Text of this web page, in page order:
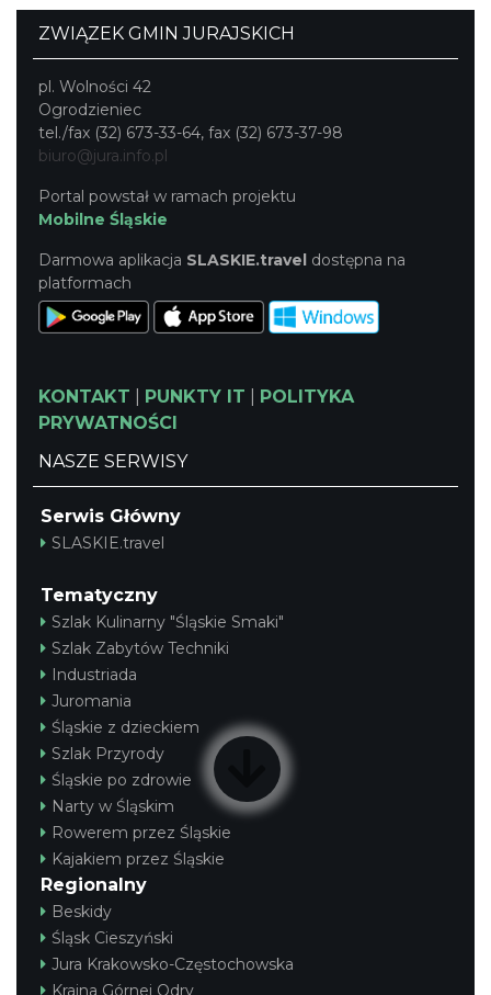
ZWIĄZEK GMIN JURAJSKICH
pl. Wolności 42
Ogrodzieniec
tel./fax (32) 673-33-64, fax (32) 673-37-98
biuro@jura.info.pl
Portal powstał w ramach projektu
Mobilne Śląskie
Darmowa aplikacja SLASKIE.travel dostępna na
platformach
KONTAKT PUNKTY IT
POLITYKA
PRYWATNOŚCI
NASZE SERWISY
Serwis Główny
SLASKIE.travel
Tematyczny
Szlak Kulinarny "Śląskie Smaki"
Szlak Zabytów Techniki
Industriada
Juromania
Śląskie z dzieckiem
Szlak Przyrody
Śląskie po zdrowie
Narty w Śląskim
Rowerem przez Śląskie
Kajakiem przez Śląskie
Regionalny
Beskidy
Śląsk Cieszyński
Jura Krakowsko-Częstochowska
Kraina Górnej Odry